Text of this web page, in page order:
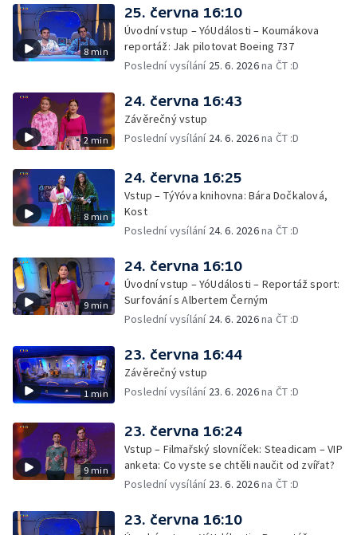
8 min
25. června 16:10
Úvodní vstup – YóUdálosti – Koumákova
reportáž: Jak pilotovat Boeing 737
Poslední vysílání 25. 6. 2026na ČT :D
2 min
24. června 16:43
Závěrečný vstup
Poslední vysílání 24. 6. 2026na ČT :D
8 min
24. června 16:25
Vstup – TýYóva knihovna: Bára Dočkalová,
Kost
Poslední vysílání 24. 6. 2026na ČT :D
9 min
24. června 16:10
Úvodní vstup – YóUdálosti – Reportáž sport:
Surfování s Albertem Černým
Poslední vysílání 24. 6. 2026na ČT :D
1 min
23. června 16:44
Závěrečný vstup
Poslední vysílání 23. 6. 2026na ČT :D
9 min
23. června 16:24
Vstup – Filmařský slovníček: Steadicam – VIP
anketa: Co vyste se chtěli naučit od zvířat?
Poslední vysílání 23. 6. 2026na ČT :D
23. června 16:10